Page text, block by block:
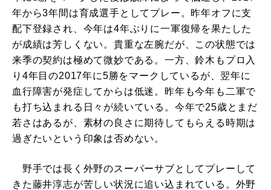
年から3年間は育成選手としてプレー。昨年オフに支
配下登録され、今年は4年ぶりに一軍復帰を果たした
が成績は芳しくない。貴重な左腕だが、この状態では
来季の契約は極めて微妙である。一方、鈴木もプロ入
り4年目の2017年に5勝をマークしているが、翌年に
血行障害が発症してからは低迷。昨年も今年も二軍で
も打ち込まれる日々が続いている。今年で25歳とまだ
若さはあるが、素材の良さに期待してもらえる時期は
過ぎたいという印象は否めない。
野手では長く外野のスーパーサブとしてプレーして
きた藤井淳志が苦しい状況に追い込まれている。外野